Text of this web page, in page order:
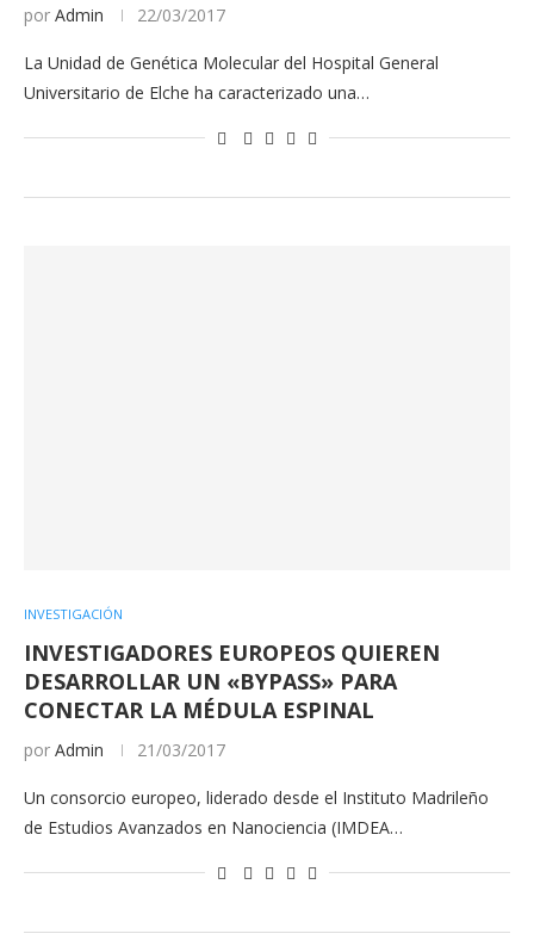
por Admin 22/03/2017
La Unidad de Genética Molecular del Hospital General
Universitario de Elche ha caracterizado una…
INVESTIGACIÓN
INVESTIGADORES EUROPEOS QUIEREN
DESARROLLAR UN «BYPASS» PARA
CONECTAR LA MÉDULA ESPINAL
por Admin 21/03/2017
Un consorcio europeo, liderado desde el Instituto Madrileño
de Estudios Avanzados en Nanociencia (IMDEA…